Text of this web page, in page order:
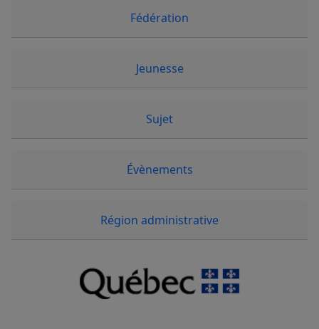
Fédération
Jeunesse
Sujet
Évènements
Région administrative